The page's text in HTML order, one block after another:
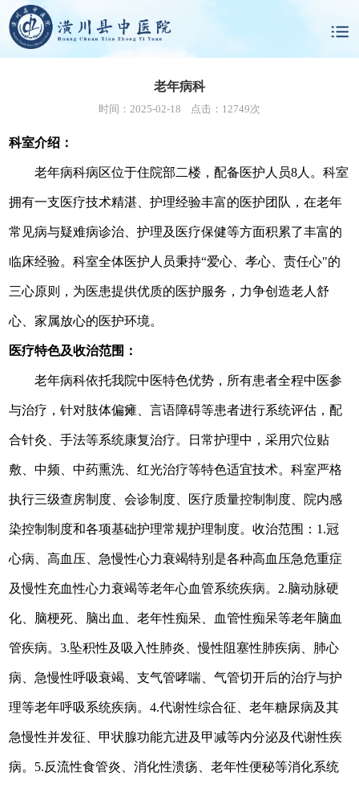
老年病科
时间：2025-02-18 点击：12749次
科室介绍：
老年病科病区位于住院部二楼，配备医护人员8人。科室
拥有一支医疗技术精湛、护理经验丰富的医护团队，在老年
常见病与疑难病诊治、护理及医疗保健等方面积累了丰富的
临床经验。科室全体医护人员秉持“爱心、孝心、责任心"的
三心原则，为医患提供优质的医护服务，力争创造老人舒
心、家属放心的医护环境。
医疗特色及收治范围：
老年病科依托我院中医特色优势，所有患者全程中医参
与治疗，针对肢体偏瘫、言语障碍等患者进行系统评估，配
合针灸、手法等系统康复治疗。日常护理中，采用穴位贴
敷、中频、中药熏洗、红光治疗等特色适宜技术。科室严格
执行三级查房制度、会诊制度、医疗质量控制制度、院内感
染控制制度和各项基础护理常规护理制度。收治范围：1.冠
心病、高血压、急慢性心力衰竭特别是各种高血压急危重症
及慢性充血性心力衰竭等老年心血管系统疾病。2.脑动脉硬
化、脑梗死、脑出血、老年性痴呆、血管性痴呆等老年脑血
管疾病。3.坠积性及吸入性肺炎、慢性阻塞性肺疾病、肺心
病、急慢性呼吸衰竭、支气管哮喘、气管切开后的治疗与护
理等老年呼吸系统疾病。4.代谢性综合征、老年糖尿病及其
急慢性并发征、甲状腺功能亢进及甲减等内分泌及代谢性疾
病。5.反流性食管炎、消化性溃疡、老年性便秘等消化系统